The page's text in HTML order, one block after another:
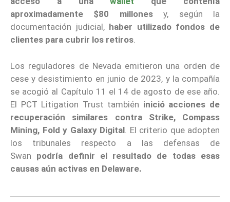
aproximadamente $80 millonesy, según la
documentación judicial, haber utilizado fondos de
clientes para cubrir los retiros.
Los reguladores de Nevada emitieron una orden de
cese y desistimiento en junio de 2023, y la compañía
se acogió al Capítulo 11 el 14 de agosto de ese año.
El PCT Litigation Trust también inició acciones de
recuperación similares contra Strike, Compass
Mining, Fold y Galaxy Digital . El criterio que adopten
los tribunales respecto a las defensas de
Swan podría definir el resultado de todas esas
causas aún activas en Delaware.